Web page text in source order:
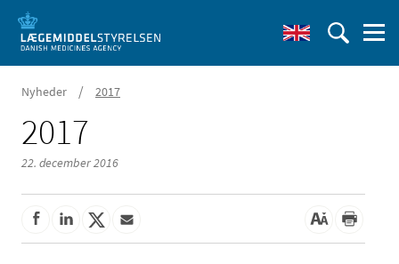
Nyheder / 2017
2017
22. december 2016